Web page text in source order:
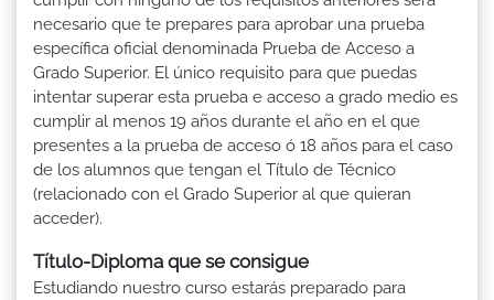
necesario que te prepares para aprobar una prueba
específica oficial denominada Prueba de Acceso a
Grado Superior. El único requisito para que puedas
intentar superar esta prueba e acceso a grado medio es
cumplir al menos 19 años durante el año en el que
presentes a la prueba de acceso ó 18 años para el caso
de los alumnos que tengan el Título de Técnico
(relacionado con el Grado Superior al que quieran
acceder).
Título-Diploma que se consigue
Estudiando nuestro curso estarás preparado para